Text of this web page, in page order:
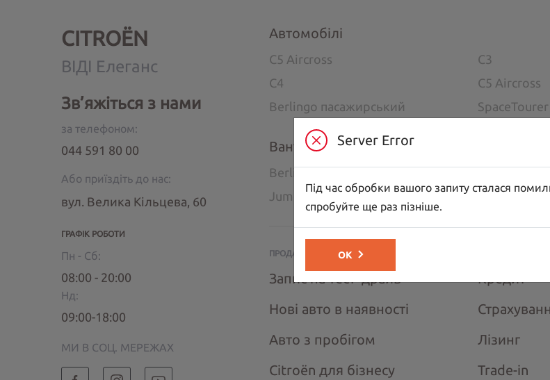
CITROËN
ВІДІ Елеганс
Зв’яжіться з нами
за телефоном:
044 591 80 00
Або приїздіть до нас:
вул. Велика Кільцева, 60
ГРАФІК РОБОТИ
Пн - Сб:
08:00 - 20:00
Нд:
09:00-18:00
МИ В СОЦ. МЕРЕЖАХ
Автомобілі
C5 Aircross C3
C4
C5 Aircross
Berlingo пасажирський
SpaceTourer
Вантажні автомобілі
Berlingo вантажно-пас. Berlingo
Jumper
Jumper
ПРОДАЖ АВТО
Запис на тест–драйв
Нові авто в наявності
Авто з пробігом
Citroёn для бізнесу
Лізинг
Trade-in
Server Error
Під час обробки вашого запиту сталася
спробуйте ще раз пізніше.
ОК